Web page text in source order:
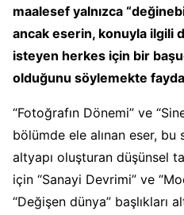
maalesef yalnızca
ancak eserin, konuyla ilgili
isteyen herkes için bir
olduğunu söylemekte
“Fotoğrafın Dönemi” ve
bölümde ele alınan eser, bu
altyapı oluşturan düşünsel
için “Sanayi Devrimi” ve
“Değişen dünya” başlıkları